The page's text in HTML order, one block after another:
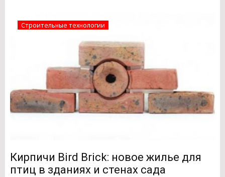
Строительные технологии
Кирпичи Bird Brick: новое жилье для
птиц в зданиях и стенах сада